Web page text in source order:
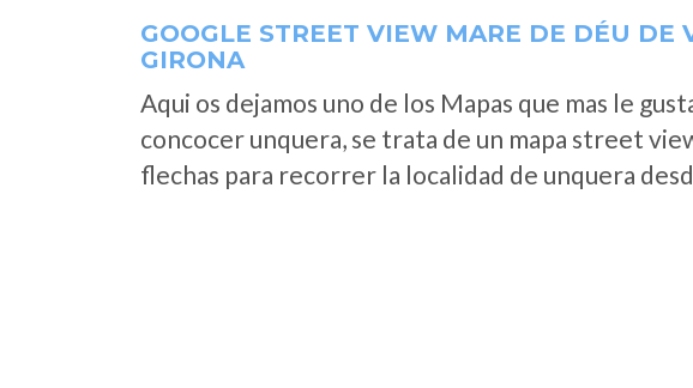
GOOGLE STREET VIEW MARE DE DÉU DE
GIRONA
Aqui os dejamos uno de los Mapas que mas le
concocer unquera, se trata de un mapa street
flechas para recorrer la localidad de unquera